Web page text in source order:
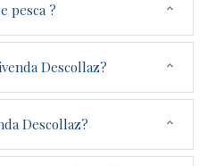
pesca ?
Descollaz?
Descollaz?